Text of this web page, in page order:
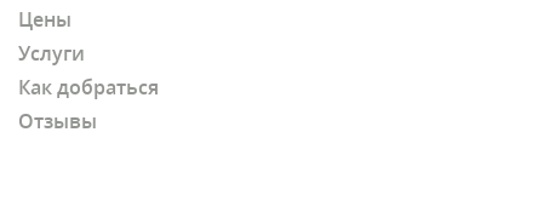
Цены
Услуги
Как добраться
Отзывы